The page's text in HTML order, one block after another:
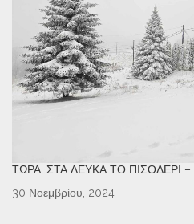
ΤΏΡΑ: ΣΤΑ ΛΕΥΚΆ ΤΟ ΠΙΣΟΔΈΡΙ
30 Νοεμβρίου, 2024